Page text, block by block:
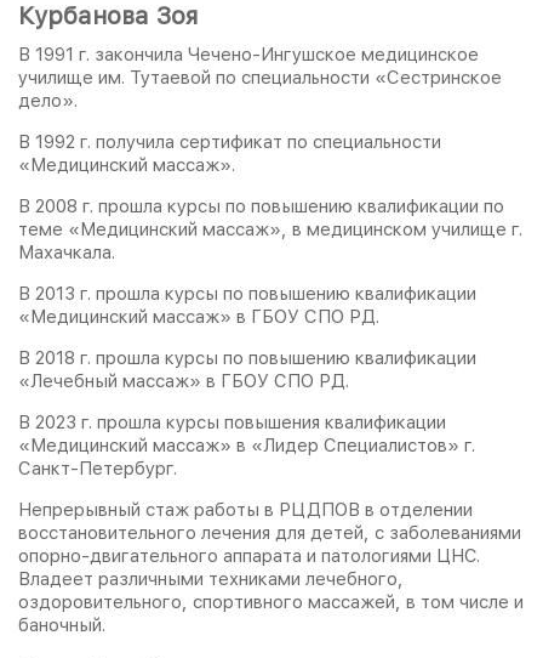
Курбанова Зоя
В 1991 г. закончила Чечено-Ингушское медицинское
училище им. Тутаевой по специальности «Сестринское
дело».
В 1992 г. получила сертификат по специальности
«Медицинский массаж».
В 2008 г. прошла курсы по повышению квалификации по
теме «Медицинский массаж», в медицинском училище г.
Махачкала.
В 2013 г. прошла курсы по повышению квалификации
«Медицинский массаж» в ГБОУ СПО РД.
В 2018 г. прошла курсы по повышению квалификации
«Лечебный массаж» в ГБОУ СПО РД.
В 2023 г. прошла курсы повышения квалификации
«Медицинский массаж» в «Лидер Специалистов» г.
Санкт-Петербург.
Непрерывный стаж работы в РЦДПОВ в отделении
восстановительного лечения для детей, с заболеваниями
опорно-двигательного аппарата и патологиями ЦНС.
Владеет различными техниками лечебного,
оздоровительного, спортивного массажей, в том числе и
баночный.